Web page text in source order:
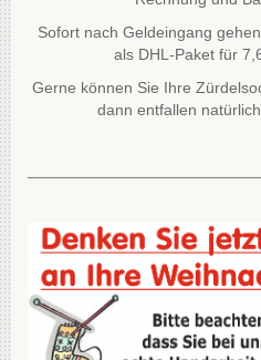
Sofort nach Geldeingang
als DHL-Paket für
Gerne können Sie Ihre
dann entfallen